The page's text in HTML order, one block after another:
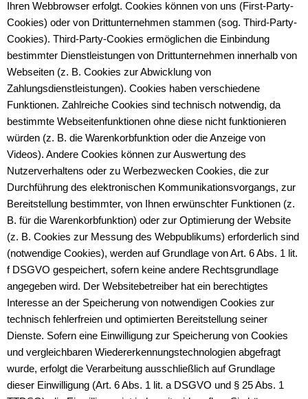
Ihren Webbrowser erfolgt. Cookies können von uns (First-Party-
Cookies) oder von Drittunternehmen stammen (sog. Third-Party-
Cookies). Third-Party-Cookies ermöglichen die Einbindung
bestimmter Dienstleistungen von Drittunternehmen innerhalb von
Webseiten (z. B. Cookies zur Abwicklung von
Zahlungsdienstleistungen). Cookies haben verschiedene
Funktionen. Zahlreiche Cookies sind technisch notwendig, da
bestimmte Webseitenfunktionen ohne diese nicht funktionieren
würden (z. B. die Warenkorbfunktion oder die Anzeige von
Videos). Andere Cookies können zur Auswertung des
Nutzerverhaltens oder zu Werbezwecken Cookies, die zur
Durchführung des elektronischen Kommunikationsvorgangs, zur
Bereitstellung bestimmter, von Ihnen erwünschter Funktionen (z.
B. für die Warenkorbfunktion) oder zur Optimierung der Website
(z. B. Cookies zur Messung des Webpublikums) erforderlich sind
(notwendige Cookies), werden auf Grundlage von Art. 6 Abs. 1 lit.
f DSGVO gespeichert, sofern keine andere Rechtsgrundlage
angegeben wird. Der Websitebetreiber hat ein berechtigtes
Interesse an der Speicherung von notwendigen Cookies zur
technisch fehlerfreien und optimierten Bereitstellung seiner
Dienste. Sofern eine Einwilligung zur Speicherung von Cookies
und vergleichbaren Wiedererkennungstechnologien abgefragt
wurde, erfolgt die Verarbeitung ausschließlich auf Grundlage
dieser Einwilligung (Art. 6 Abs. 1 lit. a DSGVO und § 25 Abs. 1